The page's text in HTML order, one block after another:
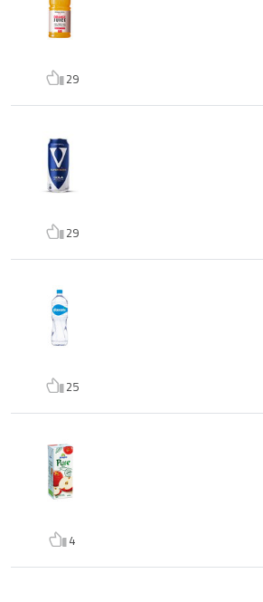
29
29
25
4